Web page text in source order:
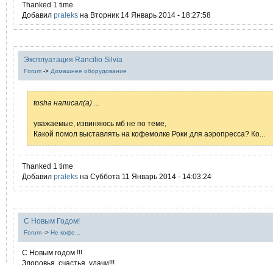
Thanked 1 time
Добавил praleks на Вторник 14 Январь 2014 - 18:27:58
Эксплуатация Rancilio Silvia
Forum -> Домашнее оборудование
tosha написал(а)
уважаемые, извиняюсь мб не по теме,
Какой помол выставлять на кофемолке Роки для аэропресса? Ко...
Thanked 1 time
Добавил praleks на Суббота 11 Январь 2014 - 14:03:24
С Новым Годом!
Forum -> Не кофе...
С Новым годом !!!
Здоровья, счастья, удачи!!!